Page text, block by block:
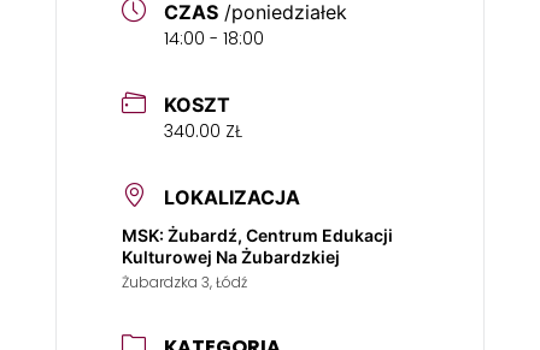
CZAS /poniedziałek
14:00 - 18:00
KOSZT
340.00 ZŁ
LOKALIZACJA
MSK: Żubardź, Centrum Edukacji
Kulturowej Na Żubardzkiej
Żubardzka 3, Łódź